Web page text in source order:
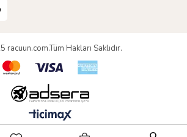
racuun.com.Tüm Hakları Saklıdır.